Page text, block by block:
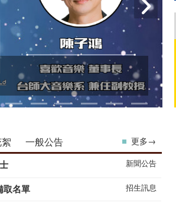
一般公告
新聞公告
取名單 招生訊息
更多→